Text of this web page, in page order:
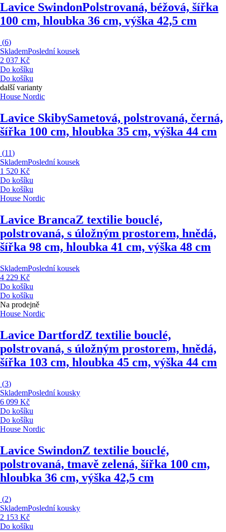
Lavice SwindonPolstrovaná, béžová, šířka
100 cm, hloubka 36 cm, výška 42,5 cm
(6)
SklademPoslední kousek
2 037 Kč
Do košíku
Do košíku
další varianty
House Nordic
Lavice SkibySametová, polstrovaná, černá,
šířka 100 cm, hloubka 35 cm, výška 44 cm
(11)
SklademPoslední kousek
1 520 Kč
Do košíku
Do košíku
House Nordic
Lavice BrancaZ textilie bouclé,
polstrovaná, s úložným prostorem, hnědá,
šířka 98 cm, hloubka 41 cm, výška 48 cm
SklademPoslední kousek
4 229 Kč
Do košíku
Do košíku
Na prodejně
House Nordic
Lavice DartfordZ textilie bouclé,
polstrovaná, s úložným prostorem, hnědá,
šířka 103 cm, hloubka 45 cm, výška 44 cm
(3)
SklademPoslední kousky
6 099 Kč
Do košíku
Do košíku
House Nordic
Lavice SwindonZ textilie bouclé,
polstrovaná, tmavě zelená, šířka 100 cm,
hloubka 36 cm, výška 42,5 cm
(2)
SklademPoslední kousky
2 153 Kč
Do košíku